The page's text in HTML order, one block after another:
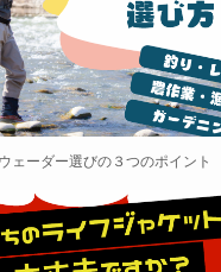
ウェーダー選びの３つのポイント